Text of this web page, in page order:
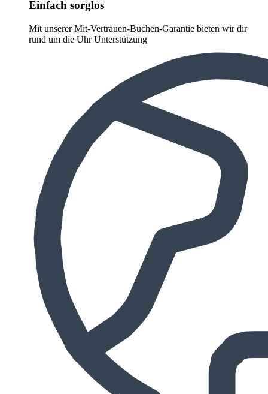
Einfach sorglos
Mit unserer Mit-Vertrauen-Buchen-Garantie bieten wir dir
rund um die Uhr Unterstützung